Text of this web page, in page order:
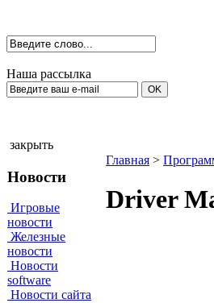
Наша рассылка
закрыть
Новости
Игровые
новости
Железные
новости
Новости
software
Новости сайта
Главная >
Driver